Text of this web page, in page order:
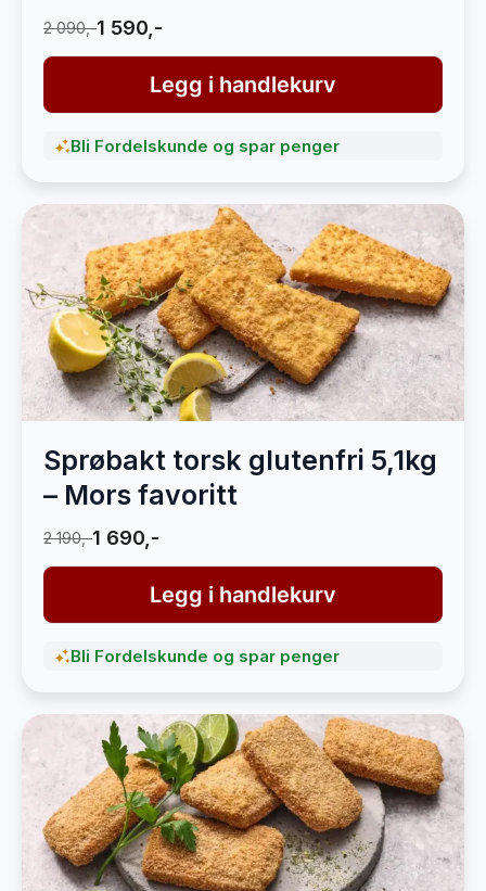
2 090,-1 590,-
Legg i handlekurv
Bli Fordelskunde og spar penger
Sprøbakt torsk glutenfri 5,1kg
– Mors favoritt
2 190,-1 690,-
Legg i handlekurv
Bli Fordelskunde og spar penger